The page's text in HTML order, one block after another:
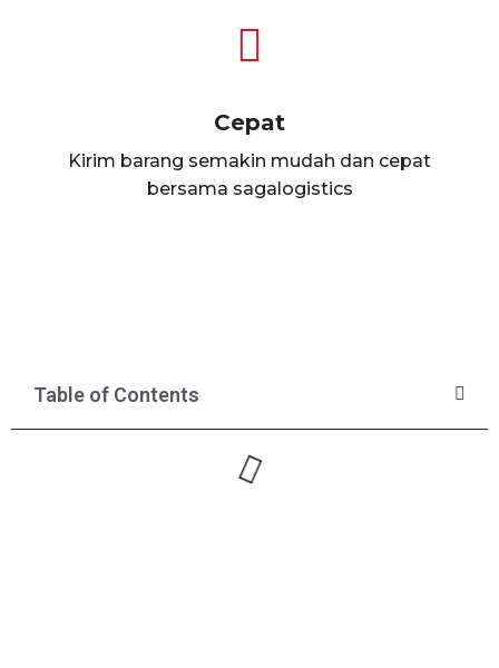
Cepat
Kirim barang semakin mudah dan cepat
bersama sagalogistics
Table of Contents